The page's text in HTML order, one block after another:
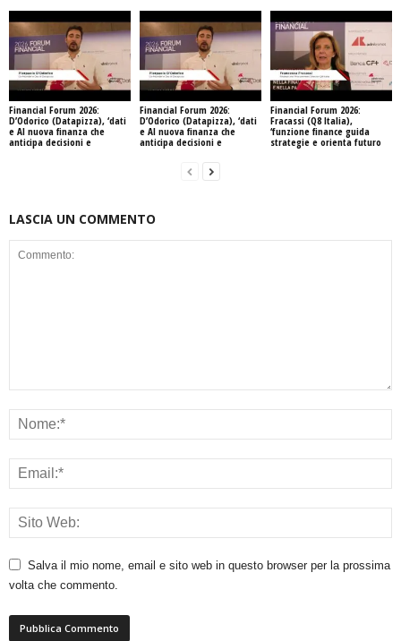
Financial Forum 2026:
D’Odorico (Datapizza), ‘dati
e AI nuova finanza che
anticipa decisioni e
Financial Forum 2026:
D’Odorico (Datapizza), ‘dati
e AI nuova finanza che
anticipa decisioni e
Financial Forum 2026:
Fracassi (Q8 Italia),
‘funzione finance guida
strategie e orienta futuro
LASCIA UN COMMENTO
Salva il mio nome, email e sito web in questo browser per la prossima
volta che commento.